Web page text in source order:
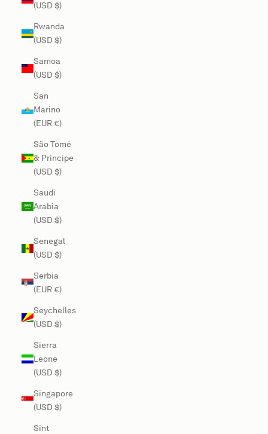
(USD $)
Rwanda
(USD $)
Samoa
(USD $)
San
Marino
(EUR €)
São Tomé
& Príncipe
(USD $)
Saudi
Arabia
(USD $)
Senegal
(USD $)
Serbia
(EUR €)
Seychelles
(USD $)
Sierra
Leone
(USD $)
Singapore
(USD $)
Sint